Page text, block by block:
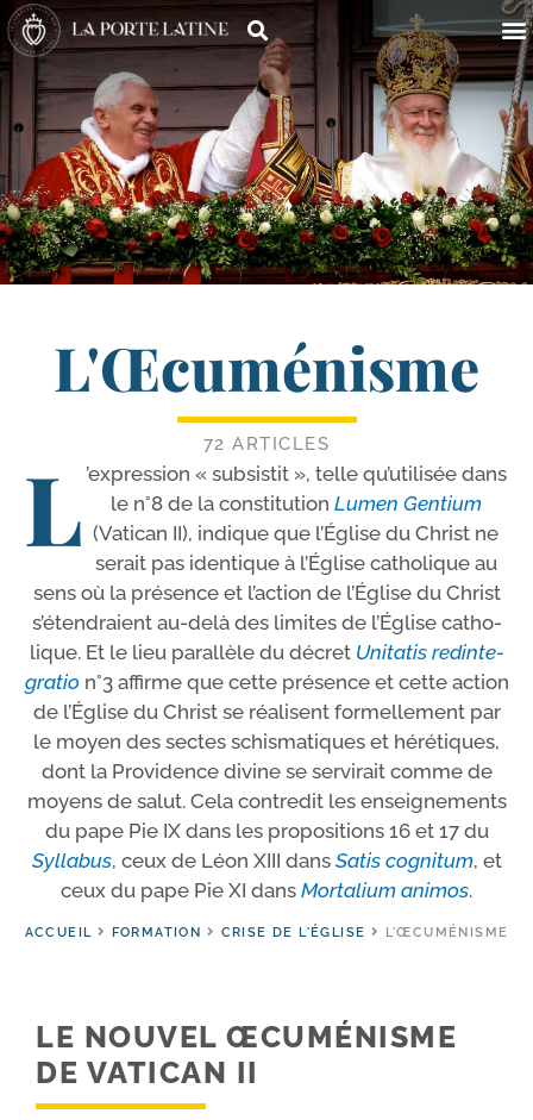
L'Œcuménisme
72 ARTICLES
L ’expression « sub­sis­tit », telle qu’u­ti­li­sée dans
le n°8 de la consti­tu­tion Lumen Gentium
(Vatican II), indique que l’Église du Christ ne
serait pas iden­tique à l’Église catho­lique au
sens où la pré­sence et l’ac­tion de l’Église du Christ
s’étendraient au-​delà des limites de l’Église catho­
lique. Et le lieu paral­lèle du décret Unitatis redin­te­
gra­tion°3 affirme que cette pré­sence et cette action
de l’Église du Christ se réa­lisent for­mel­le­ment par
le moyen des sectes schis­ma­tiques et héré­tiques,
dont la Providence divine se ser­vi­rait comme de
moyens de salut. Cela contre­dit les ensei­gne­ments
du pape Pie IX dans les pro­po­si­tions 16 et 17 du
Syllabus, ceux de Léon XIII dans Satis cogni­tum, et
ceux du pape Pie XI dans Mortalium ani­mos.
ACCUEIL FORMATION CRISE DE L'ÉGLISE L'ŒCUMÉNISME
LE NOUVEL ŒCUMÉNISME
DE VATICAN II